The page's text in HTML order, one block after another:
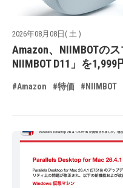
2026年08月08日( 土 )
Amazon、NIIMBOTの
NIIMBOT D11」を
#Amazon #特価 #NIIMBOT